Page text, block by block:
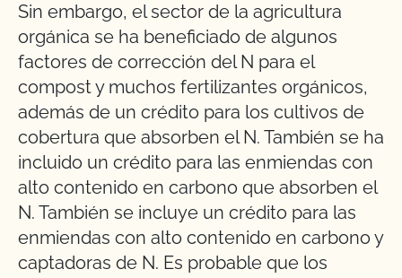
Sin embargo, el sector de la agricultura
orgánica se ha beneficiado de algunos
factores de corrección del N para el
compost y muchos fertilizantes orgánicos,
además de un crédito para los cultivos de
cobertura que absorben el N. También se ha
incluido un crédito para las enmiendas con
alto contenido en carbono que absorben el
N. También se incluye un crédito para las
enmiendas con alto contenido en carbono y
captadoras de N. Es probable que los